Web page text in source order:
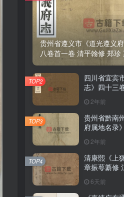
贵州省遵义市《道光遵义
八卷首一卷 清平翰修 郑珍
四川省宜宾
志》四十三
晋成纂PDF
载2年前
TOP2
贵州省黔南
府属地名录
方志下载
2年前
TOP3
清康熙《上
章振萼纂修
6天前
TOP4
贵州省遵义市《道光遵义
八卷首一卷 清平翰修 郑珍
四川省宜宾
志》四十三
晋成纂PDF
载2年前
TOP2
贵州省黔南
府属地名录
方志下载
2年前
TOP3
清康熙《上
章振萼纂修
6天前
TOP4